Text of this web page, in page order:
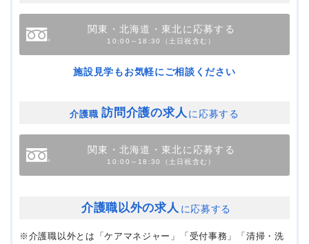
関東・北海道・東北に応募する
10:00～18:30（土日祝含む）
施設見学もお気軽にご相談ください
介護職 訪問介護の求人 に応募する
関東・北海道・東北に応募する
10:00～18:30（土日祝含む）
介護職以外の求人 に応募する
※介護職以外とは「ケアマネジャー」「受付事務」「清掃・洗